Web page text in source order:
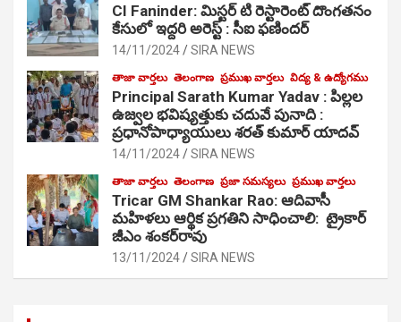
CI Faninder: మిస్టర్ టి రెస్టారెంట్ దొంగతనం
కేసులో ఇద్దరి అరెస్ట్ : సీఐ ఫణిందర్
14/11/2024 SIRA NEWS
తాజా వార్తలు తెలంగాణ ప్రముఖ వార్తలు విద్య & ఉద్యోగము
Principal Sarath Kumar Yadav : పిల్లల
ఉజ్వల భవిష్యత్తుకు చదువే పునాది :
ప్రధానోపాధ్యాయులు శరత్ కుమార్ యాదవ్
14/11/2024 SIRA NEWS
తాజా వార్తలు తెలంగాణ ప్రజా సమస్యలు ప్రముఖ వార్తలు
Tricar GM Shankar Rao: ఆదివాసీ
మహిళలు ఆర్థిక ప్రగతిని సాధించాలి: ట్రైకార్
జీఎం శంకర్‌రావు
13/11/2024 SIRA NEWS